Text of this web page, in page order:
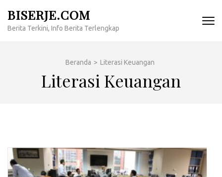
konten
BISERJE.COM
Berita Terkini, Info Berita Terlengkap
Beranda > Literasi Keuangan
Literasi Keuangan